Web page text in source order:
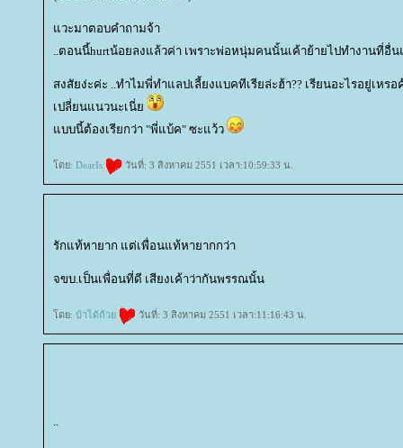
วะมาตอบคำถามจ้า
..ตอนนี้hurtน้อยลงแล้วค่า เพราะพ่อหนุ่มคนนั้นเค้าย้ายไปทำงานที่อื่
สงสัยง่ะค่ะ ..ทำไมพี่ทำแลปเลี้ยงแบคทีเรียล่ะฮ้า?? เรียนอะไรอยู่เหรอ
เปลี่ยนแนวนะเนี่
บบนี้ต้องเรียกว่า "พี่แบ้ค" ซะแว้ว
ดย: DearIs วันที่: 3 สิงหาคม 2551 เวลา:10:59:33 น.
รักแท้หายาก แต่เพื่อนแท้หายากกว่า
จขบ.เป็นเพื่อนที่ดี เสียงเค้าว่ากันพรรณนั้น
ดย: บ้าได้ถ้ว วันที่: 3 สิงหาคม 2551 เวลา:11:16:43 น.